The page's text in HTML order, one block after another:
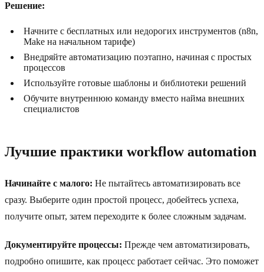
Решение:
Начните с бесплатных или недорогих инструментов (n8n,
Make на начальном тарифе)
Внедряйте автоматизацию поэтапно, начиная с простых
процессов
Используйте готовые шаблоны и библиотеки решений
Обучите внутреннюю команду вместо найма внешних
специалистов
Лучшие практики workflow automation
Начинайте с малого: Не пытайтесь автоматизировать все
сразу. Выберите один простой процесс, добейтесь успеха,
получите опыт, затем переходите к более сложным задачам.
Документируйте процессы: Прежде чем автоматизировать,
подробно опишите, как процесс работает сейчас. Это поможет